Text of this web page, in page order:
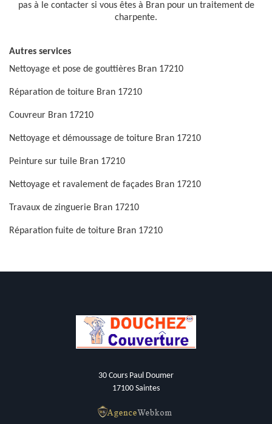
pas à le contacter si vous êtes à Bran pour un traitement de
charpente.
Autres services
Nettoyage et pose de gouttières Bran 17210
Réparation de toiture Bran 17210
Couvreur Bran 17210
Nettoyage et démoussage de toiture Bran 17210
Peinture sur tuile Bran 17210
Nettoyage et ravalement de façades Bran 17210
Travaux de zinguerie Bran 17210
Réparation fuite de toiture Bran 17210
30 Cours Paul Doumer
17100 Saintes